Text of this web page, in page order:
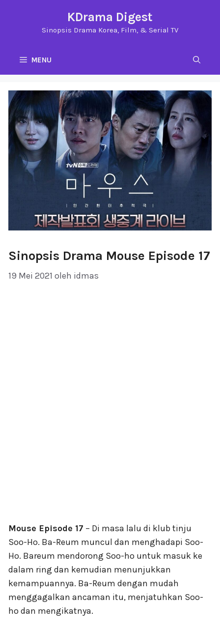
KDrama Digest
Sinopsis Drama Korea, Film, & Serial TV
MENU
Sinopsis Drama Mouse Episode 17
19 Mei 2021 oleh idmas
Mouse Episode 17 – Di masa lalu di klub tinju
Soo-Ho. Ba-Reum muncul dan menghadapi Soo-
Ho. Bareum mendorong Soo-ho untuk masuk ke
dalam ring dan kemudian menunjukkan
kemampuannya. Ba-Reum dengan mudah
menggagalkan ancaman itu, menjatuhkan Soo-
ho dan mengikatnya.